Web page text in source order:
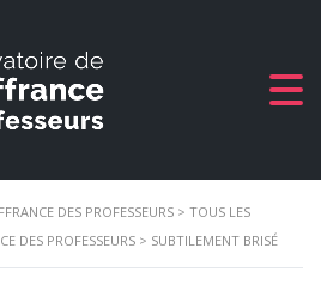
DES PROFESSEURS > TOUS LES
DES PROFESSEURS > SUBTILEMENT BRISÉ